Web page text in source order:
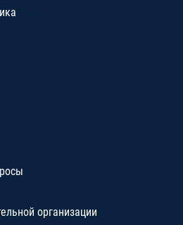
организации